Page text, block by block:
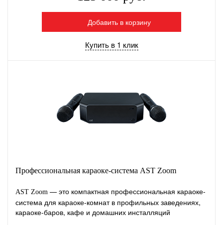
Добавить в корзину
Купить в 1 клик
Профессиональная караоке-система AST Zoom
AST Zoom — это компактная профессиональная караоке-
система для караоке-комнат в профильных заведениях,
караоке-баров, кафе и домашних инсталляций